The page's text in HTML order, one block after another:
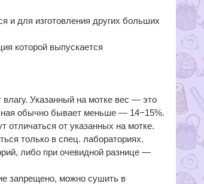
и для изготовления других больших
которой выпускается
Указанный на мотке вес — это
обычно бывает меньше — 14−15%.
от указанных на мотке.
только в спец. лабораториях.
либо при очевидной разнице —
запрещено, можно сушить в